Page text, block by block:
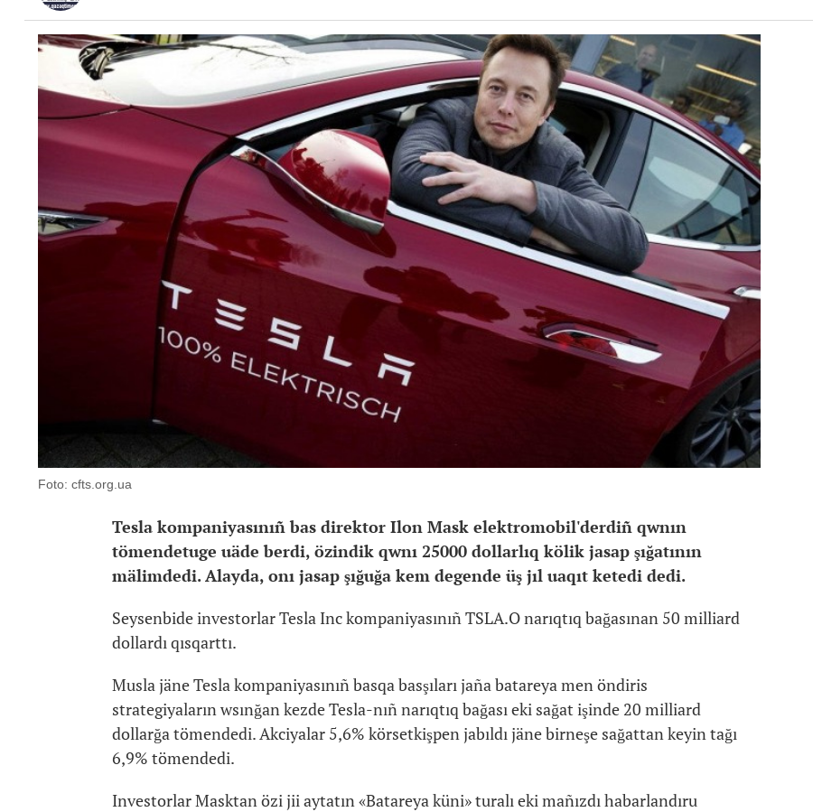
Foto: cfts.org.ua
Tesla kompaniyasınıñ bas direktor Ilon Mask elektromobil'derdiñ qwnın
tömendetuge uäde berdi, özindik qwnı 25000 dollarlıq kölik jasap şığatının
mälimdedi. Alayda, onı jasap şığuğa kem degende üş jıl uaqıt ketedi dedi.
Seysenbide investorlar Tesla Inc kompaniyasınıñ TSLA.O narıqtıq bağasınan 50 milliard
dollardı qısqarttı.
Musla jäne Tesla kompaniyasınıñ basqa basşıları jaña batareya men öndiris
strategiyaların wsınğan kezde Tesla-nıñ narıqtıq bağası eki sağat işinde 20 milliard
dollarğa tömendedi. Akciyalar 5,6% körsetkişpen jabıldı jäne birneşe sağattan keyin tağı
6,9% tömendedi.
Investorlar Masktan özi jii aytatın «Batareya küni» turalı eki mañızdı habarlandıru